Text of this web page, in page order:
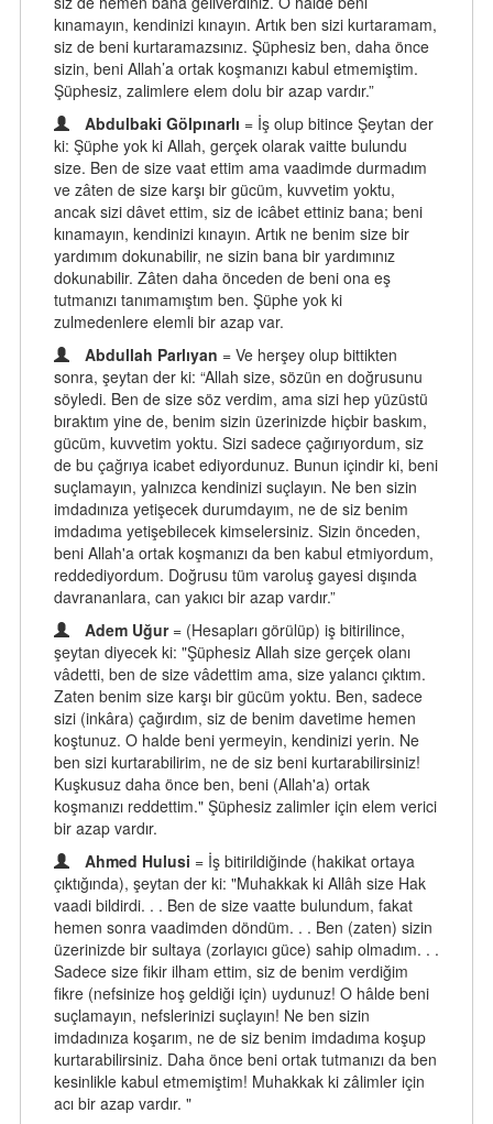
kınamayın, kendinizi kınayın. Artık ben sizi kurtaramam,
siz de beni kurtaramazsınız. Şüphesiz ben, daha önce
sizin, beni Allah’a ortak koşmanızı kabul etmemiştim.
Şüphesiz, zalimlere elem dolu bir azap vardır.”
Abdulbaki Gölpınarlı = İş olup bitince Şeytan der
ki: Şüphe yok ki Allah, gerçek olarak vaitte bulundu
size. Ben de size vaat ettim ama vaadimde durmadım
ve zâten de size karşı bir gücüm, kuvvetim yoktu,
ancak sizi dâvet ettim, siz de icâbet ettiniz bana; beni
kınamayın, kendinizi kınayın. Artık ne benim size bir
yardımım dokunabilir, ne sizin bana bir yardımınız
dokunabilir. Zâten daha önceden de beni ona eş
tutmanızı tanımamıştım ben. Şüphe yok ki
zulmedenlere elemli bir azap var.
Abdullah Parlıyan = Ve herşey olup bittikten
sonra, şeytan der ki: “Allah size, sözün en doğrusunu
söyledi. Ben de size söz verdim, ama sizi hep yüzüstü
bıraktım yine de, benim sizin üzerinizde hiçbir baskım,
gücüm, kuvvetim yoktu. Sizi sadece çağırıyordum, siz
de bu çağrıya icabet ediyordunuz. Bunun içindir ki, beni
suçlamayın, yalnızca kendinizi suçlayın. Ne ben sizin
imdadınıza yetişecek durumdayım, ne de siz benim
imdadıma yetişebilecek kimselersiniz. Sizin önceden,
beni Allah'a ortak koşmanızı da ben kabul etmiyordum,
reddediyordum. Doğrusu tüm varoluş gayesi dışında
davrananlara, can yakıcı bir azap vardır.”
Adem Uğur = (Hesapları görülüp) iş bitirilince,
şeytan diyecek ki: "Şüphesiz Allah size gerçek olanı
vâdetti, ben de size vâdettim ama, size yalancı çıktım.
Zaten benim size karşı bir gücüm yoktu. Ben, sadece
sizi (inkâra) çağırdım, siz de benim davetime hemen
koştunuz. O halde beni yermeyin, kendinizi yerin. Ne
ben sizi kurtarabilirim, ne de siz beni kurtarabilirsiniz!
Kuşkusuz daha önce ben, beni (Allah'a) ortak
koşmanızı reddettim." Şüphesiz zalimler için elem verici
bir azap vardır.
Ahmed Hulusi = İş bitirildiğinde (hakikat ortaya
çıktığında), şeytan der ki: "Muhakkak ki Allâh size Hak
vaadi bildirdi. . . Ben de size vaatte bulundum, fakat
hemen sonra vaadimden döndüm. . . Ben (zaten) sizin
üzerinizde bir sultaya (zorlayıcı güce) sahip olmadım. . .
Sadece size fikir ilham ettim, siz de benim verdiğim
fikre (nefsinize hoş geldiği için) uydunuz! O hâlde beni
suçlamayın, nefslerinizi suçlayın! Ne ben sizin
imdadınıza koşarım, ne de siz benim imdadıma koşup
kurtarabilirsiniz. Daha önce beni ortak tutmanızı da ben
kesinlikle kabul etmemiştim! Muhakkak ki zâlimler için
acı bir azap vardır. "